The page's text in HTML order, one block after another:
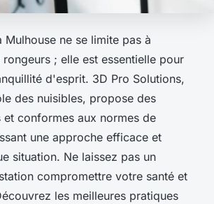
Mulhouse ne se limite pas à
; elle est essentielle pour
d'esprit. 3D Pro Solutions,
des nuisibles, propose des
et conformes aux normes de
une approche efficace et
situation. Ne laissez pas un
compromettre votre santé et
les meilleures pratiques